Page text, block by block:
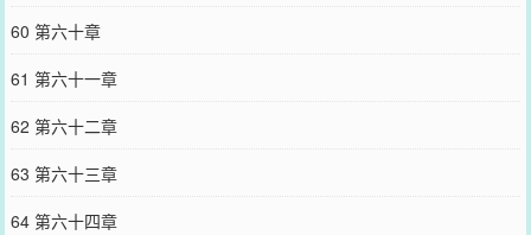
60 第六十章
61 第六十一章
62 第六十二章
63 第六十三章
64 第六十四章